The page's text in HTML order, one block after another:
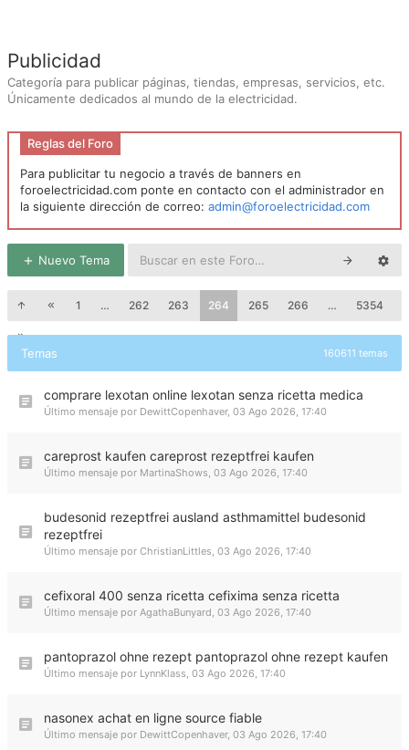
Publicidad
Categoría para publicar páginas, tiendas, empresas, servicios, etc.
Únicamente dedicados al mundo de la electricidad.
Reglas del Foro
Para publicitar tu negocio a través de banners en
foroelectricidad.com ponte en contacto con el administrador en
la siguiente dirección de correo: admin@foroelectricidad.com
Nuevo Tema
1 … 262 263 264 265 266 … 5354
Temas 160611 temas
comprare lexotan online lexotan senza ricetta medica
Último mensaje por DewittCopenhaver, 03 Ago 2026, 17:40
careprost kaufen careprost rezeptfrei kaufen
Último mensaje por MartinaShows, 03 Ago 2026, 17:40
budesonid rezeptfrei ausland asthmamittel budesonid
rezeptfrei
Último mensaje por ChristianLittles, 03 Ago 2026, 17:40
cefixoral 400 senza ricetta cefixima senza ricetta
Último mensaje por AgathaBunyard, 03 Ago 2026, 17:40
pantoprazol ohne rezept pantoprazol ohne rezept kaufen
Último mensaje por LynnKlass, 03 Ago 2026, 17:40
nasonex achat en ligne source fiable
Último mensaje por DewittCopenhaver, 03 Ago 2026, 17:40